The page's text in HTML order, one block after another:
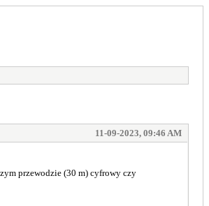
11-09-2023, 09:46 AM
przewodzie (30 m) cyfrowy czy